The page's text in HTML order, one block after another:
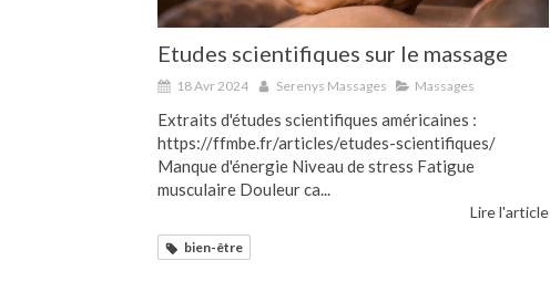
Etudes scientifiques sur le massage
18 Avr 2024 Serenys Massages Massages
Extraits d'études scientifiques américaines :
https://ffmbe.fr/articles/etudes-scientifiques/
Manque d'énergie Niveau de stress Fatigue
musculaire Douleur ca...
Lire l'article
bien-être